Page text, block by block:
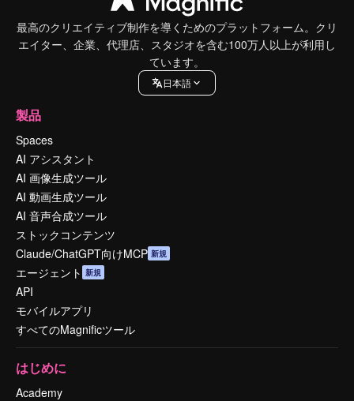
最高のクリエイティブ制作を導くためのプラットフォーム。クリ
エイター、企業、代理店、スタジオを含む100万人以上が利用し
ています。
日本語
製品
Spaces
AI アシスタント
AI 画像生成ツール
AI 動画生成ツール
AI 音声合成ツール
ストックコンテンツ
Claude/ChatGPT向けMCP 新規
エージェント 新規
API
モバイルアプリ
すべてのMagnificツール
はじめに
Academy